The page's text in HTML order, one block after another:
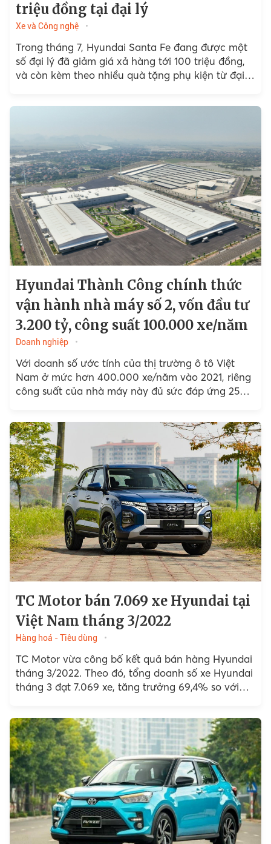
triệu đồng tại đại lý
Xe và Công nghệ
Trong tháng 7, Hyundai Santa Fe đang được một
số đại lý đã giảm giá xả hàng tới 100 triệu đồng,
và còn kèm theo nhiều quà tặng phụ kiện từ đại
Hyundai Thành Công chính thức
vận hành nhà máy số 2, vốn đầu tư
3.200 tỷ, công suất 100.000 xe/năm
Doanh nghiệp
Với doanh số ước tính của thị trường ô tô Việt
Nam ở mức hơn 400.000 xe/năm vào 2021, riêng
công suất của nhà máy này đủ sức đáp ứng 25%
TC Motor bán 7.069 xe Hyundai tại
Việt Nam tháng 3/2022
Hàng hoá - Tiêu dùng
TC Motor vừa công bố kết quả bán hàng Hyundai
tháng 3/2022. Theo đó, tổng doanh số xe Hyundai
tháng 3 đạt 7.069 xe, tăng trưởng 69,4% so với